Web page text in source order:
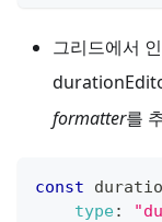
그리드에서
formatter를
const
type: